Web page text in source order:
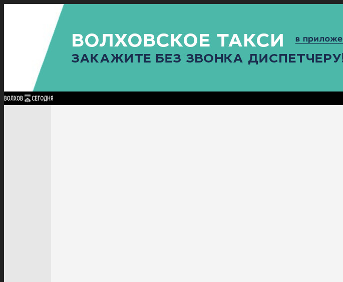
ГЛАВНАЯ ПОЛИТИКАПРОИСШЕСТВИЯПРОКУРАТУРА СПОРТ КУЛЬТУРАПОСЕЛЕНИЯ ГЛАВНАЯ
ПОЛИТИКА
КУЛЬТУРА
ПОСЕЛЕНИЯ